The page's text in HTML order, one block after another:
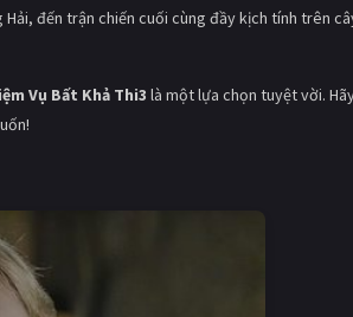
đến trận chiến cuối cùng đầy kịch tính trên
Vụ Bất Khả Thi3 là một lựa chọn tuyệt vời.